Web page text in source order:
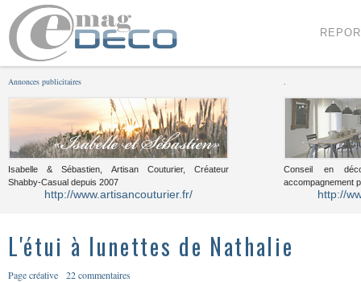
Annonces publicitaires
Isabelle & Sébastien, Artisan Couturier, Créateur
Shabby-Casual depuis 2007
http://www.artisancouturier.fr/
Conseil en
accompagnement
http://
L'étui à lunettes de Nathalie
Page créative 22 commentaires